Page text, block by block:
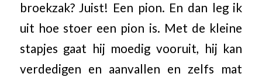
broekzak? Juist! Een pion. En dan leg ik
uit hoe stoer een pion is. Met de kleine
stapjes gaat hij moedig vooruit, hij kan
verdedigen en aanvallen en zelfs mat